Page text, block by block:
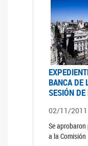
BANCA DE
SESIÓN
02/11/2011
Se
a la Comisión